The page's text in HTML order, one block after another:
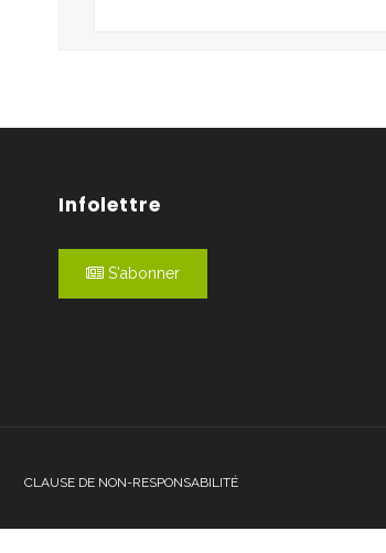
Infolettre
S'abonner
CLAUSE DE NON-RESPONSABILITÉ